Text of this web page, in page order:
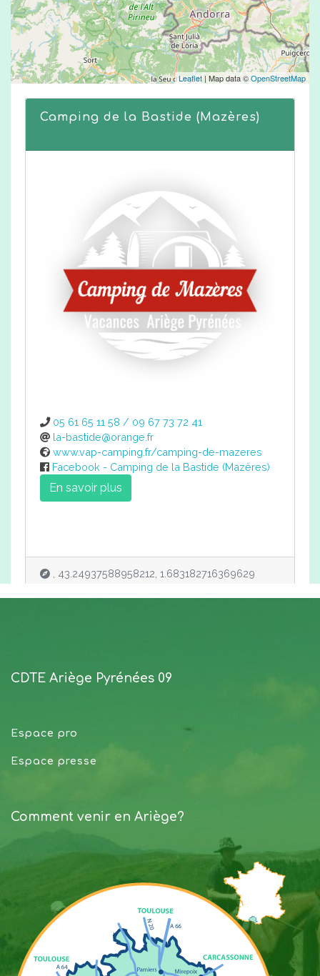
Leaflet| Map data ©OpenStreetMap
Camping de la Bastide (Mazères)
05 61 65 11 58 / 09 67 73 72 41
la-bastide@orange.fr
www.vap-camping.fr/camping-de-mazeres
Facebook - Camping de la Bastide (Mazères)
En savoir plus
, 43.24937588958212, 1.683182716369629
05 61 69 18 04 ou 06 16 44 85 92
mairie@saint-ybars.fr
https://www.saint-ybars.fr/?page_id=199
Facebook - Chalets Loisirs
En savoir plus
CDTE Ariège Pyrénées 09
Espace pro
Espace presse
Comment venir en Ariège?